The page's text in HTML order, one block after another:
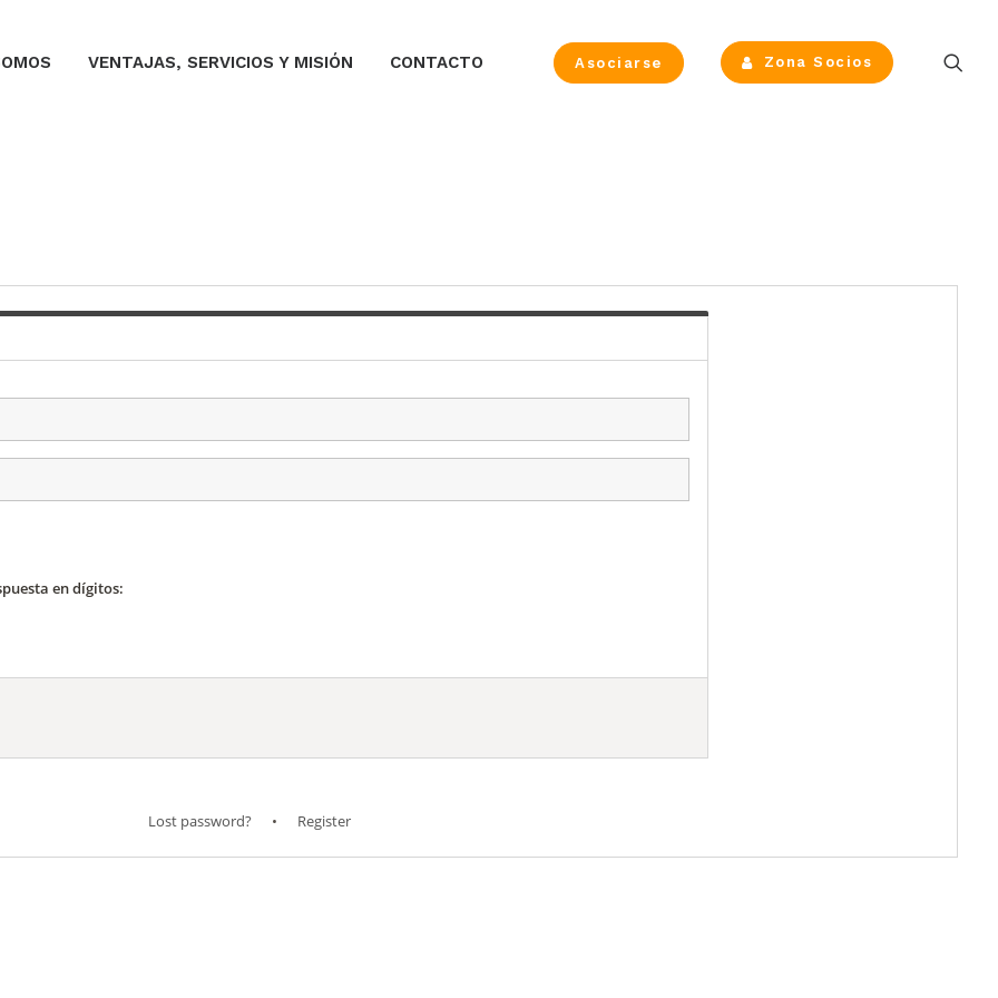
VENTAJAS, SERVICIOS Y MISIÓN CONTACTO Asociarse Zona Socios
en dígitos:
Lost password? • Register